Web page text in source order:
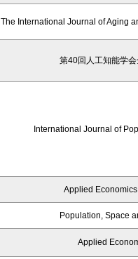
The International Journal of Aging
第40回人工知能学
International Journal of
Applied
Population, Space
Applied